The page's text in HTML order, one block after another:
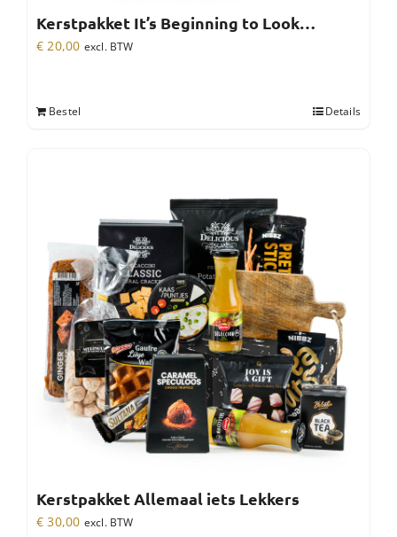
Kerstpakket It’s Beginning to Look…
€ 20,00 excl. BTW
Bestel Details
Kerstpakket Allemaal iets Lekkers
€ 30,00 excl. BTW